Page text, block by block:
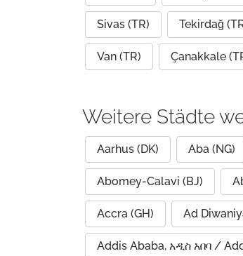
Sivas (TR) Tekirdağ
Van (TR) Çanakkale
Weitere Städte
Aarhus (DK) Aba (NG)
Abomey-Calavi (BJ)
Accra (GH)
Addis Ababa, አዲስ አበባ /